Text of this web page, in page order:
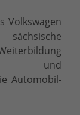
Volkswagen
und
Automobil-